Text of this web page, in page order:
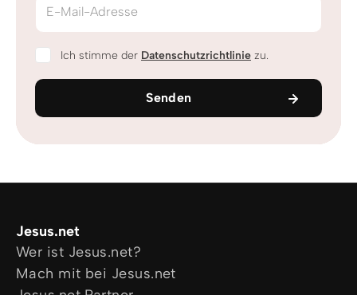
E-Mail-Adresse
Ich stimme der Datenschutzrichtlinie zu.
Senden
Jesus.net
Wer ist Jesus.net?
Mach mit bei Jesus.net